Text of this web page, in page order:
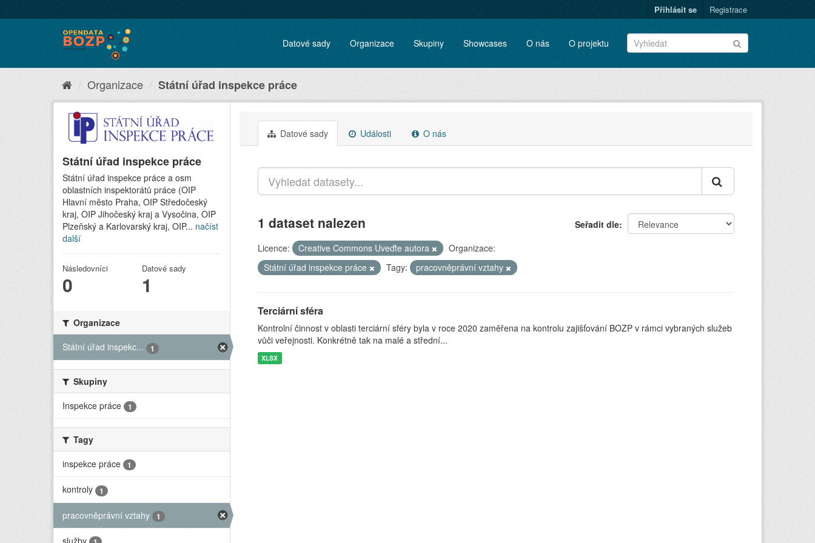
Přihlásit se Registrace
Datové sady Organizace Skupiny Showcases O nás O projektu
Organizace Státní úřad inspekce práce
Státní úřad inspekce práce
Státní úřad inspekce práce a osm
oblastních inspektorátů práce (OIP
Hlavní město Praha, OIP Středočeský
kraj, OIP Jihočeský kraj a Vysočina, OIP
Plzeňský a Karlovarský kraj, OIP... načíst
další
Následovníci
0
Datové sady
1
Organizace
Státní úřad inspekc...
1
Skupiny
Inspekce práce
1
Tagy
inspekce práce
1
kontroly 1
pracovněprávní vztahy 1
služby
Datové sady Události O nás
Seřadit dle
1 dataset nalezen
Licence: Creative Commons Uveďte autora
Organizace:
Státní úřad inspekce práce
Tagy: pracovněprávní vztahy
Terciární sféra
Kontrolní činnost v oblasti terciární sféry byla v roce 2020 zaměřena na kontrolu zajišťování BOZP v rámci vybraných služeb
vůči veřejnosti. Konkrétně tak na malé a střední...
XLSX